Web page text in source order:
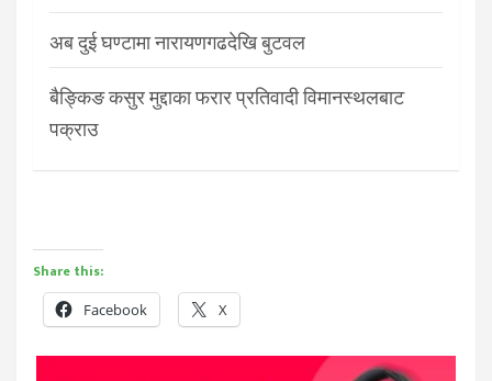
अब दुई घण्टामा नारायणगढदेखि बुटवल
बैङ्किङ कसुर मुद्दाका फरार प्रतिवादी विमानस्थलबाट
पक्राउ
Share this:
Facebook X